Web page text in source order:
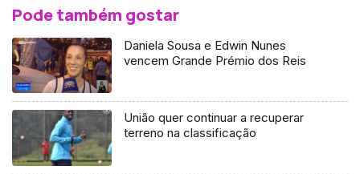
Pode também gostar
Daniela Sousa e Edwin Nunes
vencem Grande Prémio dos Reis
União quer continuar a recuperar
terreno na classificação